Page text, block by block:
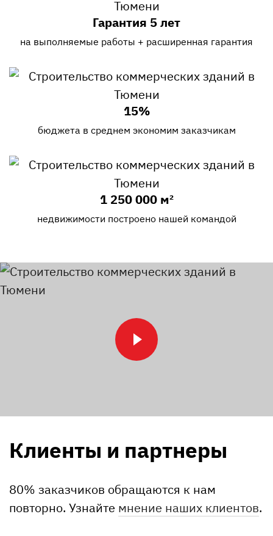
Гарантия 5 лет
на выполняемые работы + расширенная гарантия
15%
бюджета в среднем экономим заказчикам
1 250 000 м²
недвижимости построено нашей командой
Клиенты и партнеры
80% заказчиков обращаются к нам
повторно. Узнайте мнение наших клиентов.